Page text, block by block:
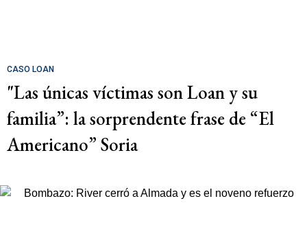
CASO LOAN
"Las únicas víctimas son Loan y su
familia”: la sorprendente frase de “El
Americano” Soria